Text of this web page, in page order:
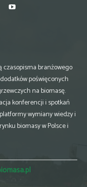
czasopisma branżowego
poświęconych
na biomasę.
konferencji i spotkań
wymiany wiedzy i
biomasy w Polsce i